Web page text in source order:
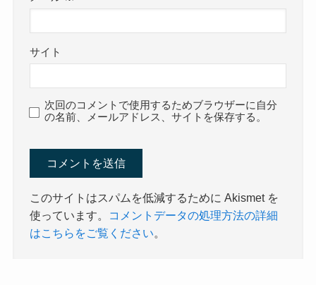
サイト
次回のコメントで使用するためブラウザーに自分
の名前、メールアドレス、サイトを保存する。
このサイトはスパムを低減するために Akismet を
使っています。
コメントデータの処理方法の詳細
はこちらをご覧ください。